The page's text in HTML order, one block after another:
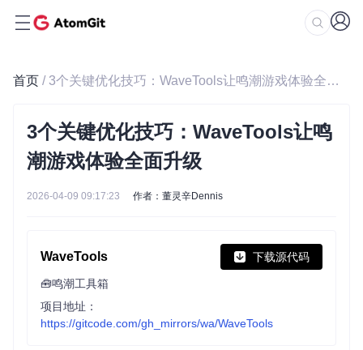
首页 / 3个关键优化技巧：WaveTools让鸣潮游戏体验全面升级
3个关键优化技巧：WaveTools让鸣
潮游戏体验全面升级
2026-04-09 09:17:23 作者：董灵辛Dennis
WaveTools 下载源代码
🧰鸣潮工具箱
项目地址：
https://gitcode.com/gh_mirrors/wa/WaveTools